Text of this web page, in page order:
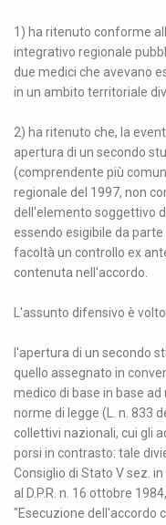
1) ha ritenuto conforme
integrativo regionale
due medici che avevano
in un ambito territoriale
2) ha ritenuto che, la
apertura di un secondo
(comprendente più
regionale del 1997, non
dell'elemento soggettivo
essendo esigibile da
facoltà un controllo ex
contenuta nell'accordo.
L'assunto difensivo è
l'apertura di un secondo
quello assegnato in
medico di base in base
norme di legge (L. n. 833
collettivi nazionali, cui gli
porsi in contrasto: tale
Consiglio di Stato V sez.
al D.P.R. n. 16 ottobre
"Esecuzione dell'accordo